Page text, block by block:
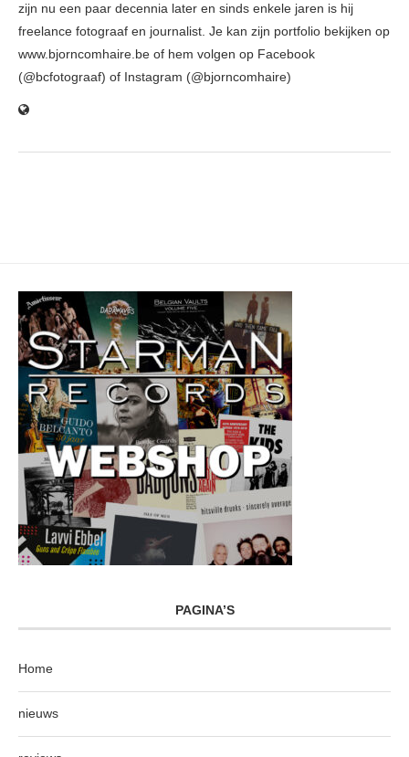
zijn nu een paar decennia later en sinds enkele jaren is hij
freelance fotograaf en journalist. Je kan zijn portfolio bekijken op
www.bjorncomhaire.be of hem volgen op Facebook
(@bcfotograaf) of Instagram (@bjorncomhaire)
PAGINA’S
Home
nieuws